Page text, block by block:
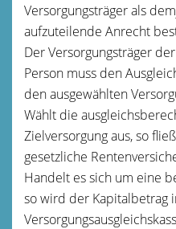
Versorgungsträger als
aufzuteilende Anrecht
Der Versorgungsträger
Person muss den
den ausgewählten
Wählt die
Zielversorgung aus, so
gesetzliche
Handelt es sich um eine
so wird der Kapitalbetrag